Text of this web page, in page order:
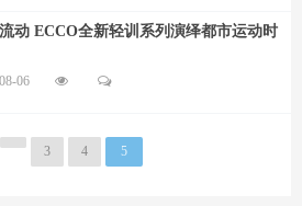
动 ECCO全新轻训系列演绎都市运动时
06
3 4 5